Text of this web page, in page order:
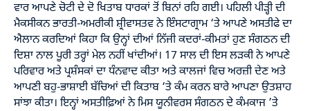
ਵਾਰ ਆਪਣੇ ਚੋਟੀ ਦੇ ਦੋ ਖਿਤਾਬ ਧਾਰਕਾਂ ਤੋਂ ਬਿਨਾਂ ਰਹਿ ਗਈ। ਪਹਿਲੀ ਪੀੜ੍ਹੀ ਦੀ
ਮੈਕਸੀਕਨ ਭਾਰਤੀ-ਅਮਰੀਕੀ ਸ਼੍ਰੀਵਾਸਤਵ ਨੇ ਇੰਸਟਾਗ੍ਰਾਮ ‘ਤੇ ਆਪਣੇ ਅਸਤੀਫੇ ਦਾ
ਐਲਾਨ ਕਰਦਿਆਂ ਕਿਹਾ ਕਿ ਉਨ੍ਹਾਂ ਦੀਆਂ ਨਿੱਜੀ ਕਦਰਾਂ-ਕੀਮਤਾਂ ਹੁਣ ਸੰਗਠਨ ਦੀ
ਦਿਸ਼ਾ ਨਾਲ ਪੂਰੀ ਤਰ੍ਹਾਂ ਮੇਲ ਨਹੀਂ ਖਾਂਦੀਆਂ। 17 ਸਾਲ ਦੀ ਇਸ ਲੜਕੀ ਨੇ ਆਪਣੇ
ਪਰਿਵਾਰ ਅਤੇ ਪ੍ਰਸ਼ੰਸਕਾਂ ਦਾ ਧੰਨਵਾਦ ਕੀਤਾ ਅਤੇ ਕਾਲਜਾਂ ਵਿਚ ਅਰਜ਼ੀ ਦੇਣ ਅਤੇ
ਆਪਣੀ ਬਹੁ-ਭਾਸ਼ਾਈ ਬੱਚਿਆਂ ਦੀ ਕਿਤਾਬ ‘ਤੇ ਕੰਮ ਕਰਨ ਬਾਰੇ ਆਪਣਾ ਉਤਸ਼ਾਹ
ਸਾਂਝਾ ਕੀਤਾ। ਇਨ੍ਹਾਂ ਅਸਤੀਫ਼ਿਆਂ ਨੇ ਮਿਸ ਯੂਨੀਵਰਸ ਸੰਗਠਨ ਦੇ ਕੰਮਕਾਜ ’ਤੇ